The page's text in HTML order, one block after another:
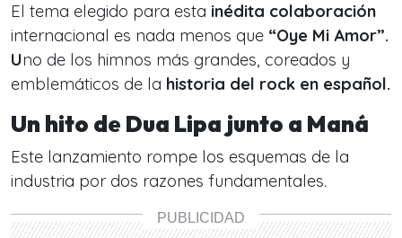
El tema elegido para esta inédita colaboración
internacional es nada menos que “Oye Mi Amor”.
Uno de los himnos más grandes, coreados y
emblemáticos de la historia del rock en español.
Un hito de Dua Lipa junto a Maná
Este lanzamiento rompe los esquemas de la
industria por dos razones fundamentales.